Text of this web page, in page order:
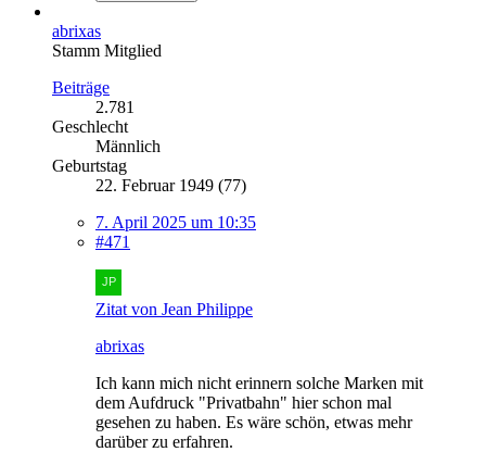
abrixas
Stamm Mitglied
Beiträge
2.781
Geschlecht
Männlich
Geburtstag
22. Februar 1949 (77)
7. April 2025 um 10:35
#471
Zitat von Jean Philippe
abrixas
Ich kann mich nicht erinnern solche Marken mit
dem Aufdruck "Privatbahn" hier schon mal
gesehen zu haben. Es wäre schön, etwas mehr
darüber zu erfahren.